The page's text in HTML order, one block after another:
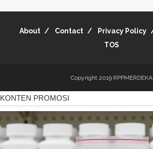
About Contact Privacy Policy
TOS
Copyright 2019 RPPMERDEKA